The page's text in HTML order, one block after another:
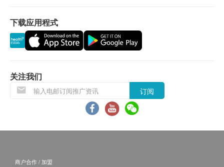
排。
保證
1. 货品质量保證，於顾客收到产品当日起计，食用期
1. 当顾客收取已订购之货品时，有责任检查货品是否
有损毁情况，一经确认签收，恕不接受退换。
2. 退换产品必须包装完整，如退换之产品有任何残缺
3. 如有其他损坏或遗漏查询，顾客必须保留有效收据
网购health.ESDlife客户服务部跟进。
下载应用程式
关注我们
订阅
商户合作 / 加盟